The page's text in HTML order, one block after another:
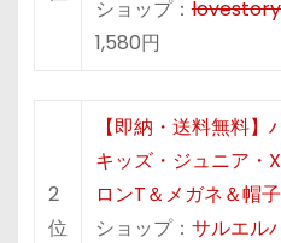
ショップ：
1,580円
2
位
【即納・送料無料
キッズ・ジュニア・
ロンT＆メガネ＆帽
ショップ： サルエル